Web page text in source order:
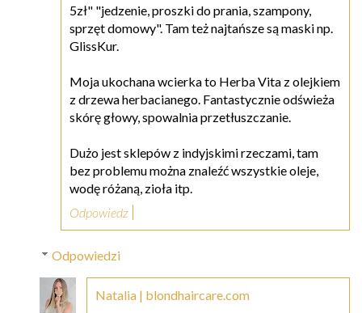
5zł" "jedzenie, proszki do prania, szampony,
sprzęt domowy". Tam też najtańsze są maski np.
GlissKur.
Moja ukochana wcierka to Herba Vita z olejkiem
z drzewa herbacianego. Fantastycznie odświeża
skórę głowy, spowalnia przetłuszczanie.
Dużo jest sklepów z indyjskimi rzeczami, tam
bez problemu można znaleźć wszystkie oleje,
wodę różaną, zioła itp.
Odpowiedz
Odpowiedzi
Natalia | blondhaircare.com